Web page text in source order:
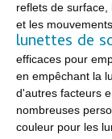
reflets de
et les
lunettes de
efficaces pour
en empêchant la
d'autres facteurs
nombreuses
couleur pour les